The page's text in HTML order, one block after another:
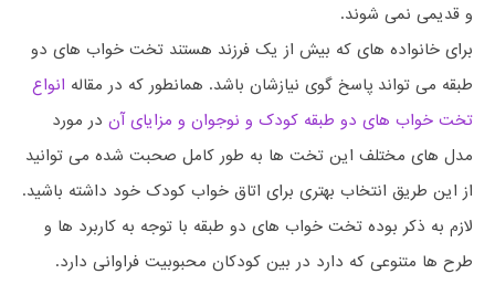
و قدیمی نمی شوند.
برای خانواده های که بیش از یک فرزند هستند تخت خواب های دو
طبقه می تواند پاسخ گوی نیازشان باشد. همانطور که در مقاله انواع
تخت خواب های دو طبقه کودک و نوجوان و مزایای آن در مورد
مدل های مختلف این تخت ها به طور کامل صحبت شده می توانید
از این طریق انتخاب بهتری برای اتاق خواب کودک خود داشته باشید.
لازم به ذکر بوده تخت خواب های دو طبقه با توجه به کاربرد ها و
طرح ها متنوعی که دارد در بین کودکان محبوبیت فراوانی دارد.